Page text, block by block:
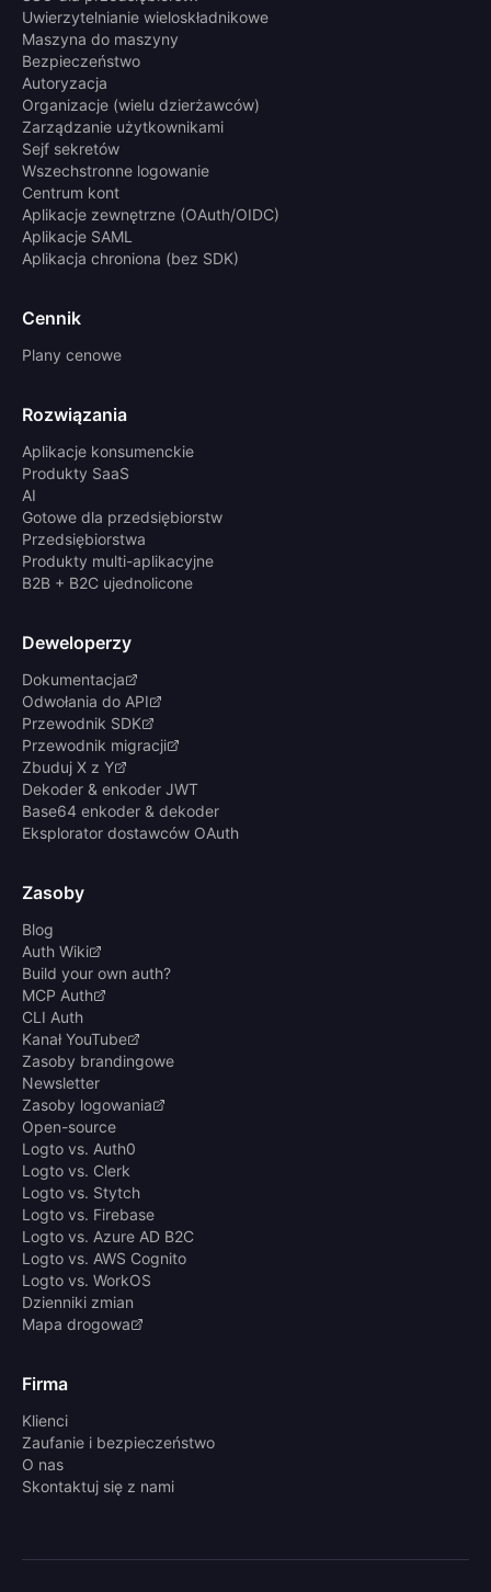
Uwierzytelnianie wieloskładnikowe
Maszyna do maszyny
Bezpieczeństwo
Autoryzacja
Organizacje (wielu dzierżawców)
Zarządzanie użytkownikami
Sejf sekretów
Wszechstronne logowanie
Centrum kont
Aplikacje zewnętrzne (OAuth/OIDC)
Aplikacje SAML
Aplikacja chroniona (bez SDK)
Cennik
Plany cenowe
Rozwiązania
Aplikacje konsumenckie
Produkty SaaS
AI
Gotowe dla przedsiębiorstw
Przedsiębiorstwa
Produkty multi-aplikacyjne
B2B + B2C ujednolicone
Deweloperzy
Dokumentacja
Odwołania do API
Przewodnik SDK
Przewodnik migracji
Zbuduj X z Y
Dekoder & enkoder JWT
Base64 enkoder & dekoder
Eksplorator dostawców OAuth
Zasoby
Blog
Auth Wiki
Build your own auth?
MCP Auth
CLI Auth
Kanał YouTube
Zasoby brandingowe
Newsletter
Zasoby logowania
Open-source
Logto vs. Auth0
Logto vs. Clerk
Logto vs. Stytch
Logto vs. Firebase
Logto vs. Azure AD B2C
Logto vs. AWS Cognito
Logto vs. WorkOS
Dzienniki zmian
Mapa drogowa
Firma
Klienci
Zaufanie i bezpieczeństwo
O nas
Skontaktuj się z nami